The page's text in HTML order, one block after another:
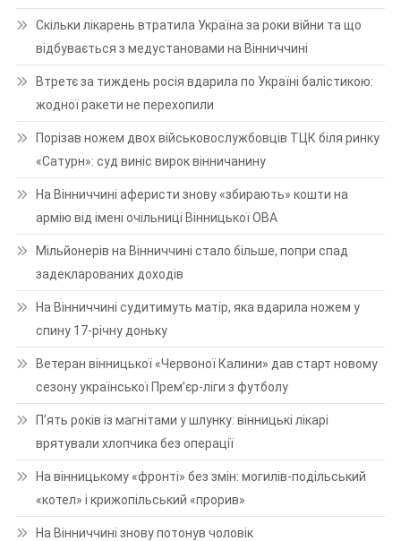
Скільки лікарень втратила Україна за роки війни та що
відбувається з медустановами на Вінниччині
Втретє за тиждень росія вдарила по Україні балістикою:
жодної ракети не перехопили
Порізав ножем двох військовослужбовців ТЦК біля ринку
«Сатурн»: суд виніс вирок вінничанину
На Вінниччині аферисти знову «збирають» кошти на
армію від імені очільниці Вінницької ОВА
Мільйонерів на Вінниччині стало більше, попри спад
задекларованих доходів
На Вінниччині судитимуть матір, яка вдарила ножем у
спину 17-річну доньку
Ветеран вінницької «Червоної Калини» дав старт новому
сезону української Прем’єр-ліги з футболу
П’ять років із магнітами у шлунку: вінницькі лікарі
врятували хлопчика без операції
На вінницькому «фронті» без змін: могилів-подільський
«котел» і крижопільський «прорив»
На Вінниччині знову потонув чоловік